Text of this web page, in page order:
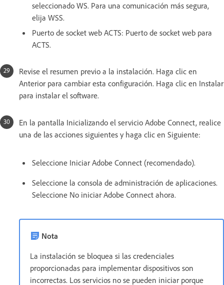
seleccionado WS. Para una comunicación más segura,
elija WSS.
Puerto de socket web ACTS: Puerto de socket web para
ACTS.
Revise el resumen previo a la instalación. Haga clic en
Anterior para cambiar esta configuración. Haga clic en Instalar
para instalar el software.
En la pantalla Inicializando el servicio Adobe Connect, realice
una de las acciones siguientes y haga clic en Siguiente:
Seleccione Iniciar Adobe Connect (recomendado).
Seleccione la consola de administración de aplicaciones.
Seleccione No iniciar Adobe Connect ahora.
Nota
La instalación se bloquea si las credenciales
proporcionadas para implementar dispositivos son
incorrectas. Los servicios no se pueden iniciar porque